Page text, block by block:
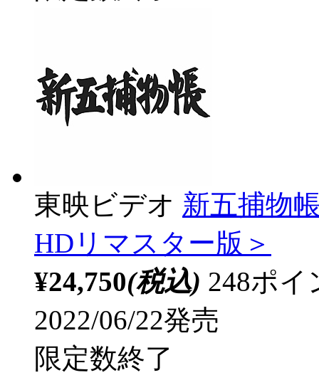
東映ビデオ 新五捕物
HDリマスター版＞
¥24,750(税込) 248ポ
2022/06/22発売
限定数終了